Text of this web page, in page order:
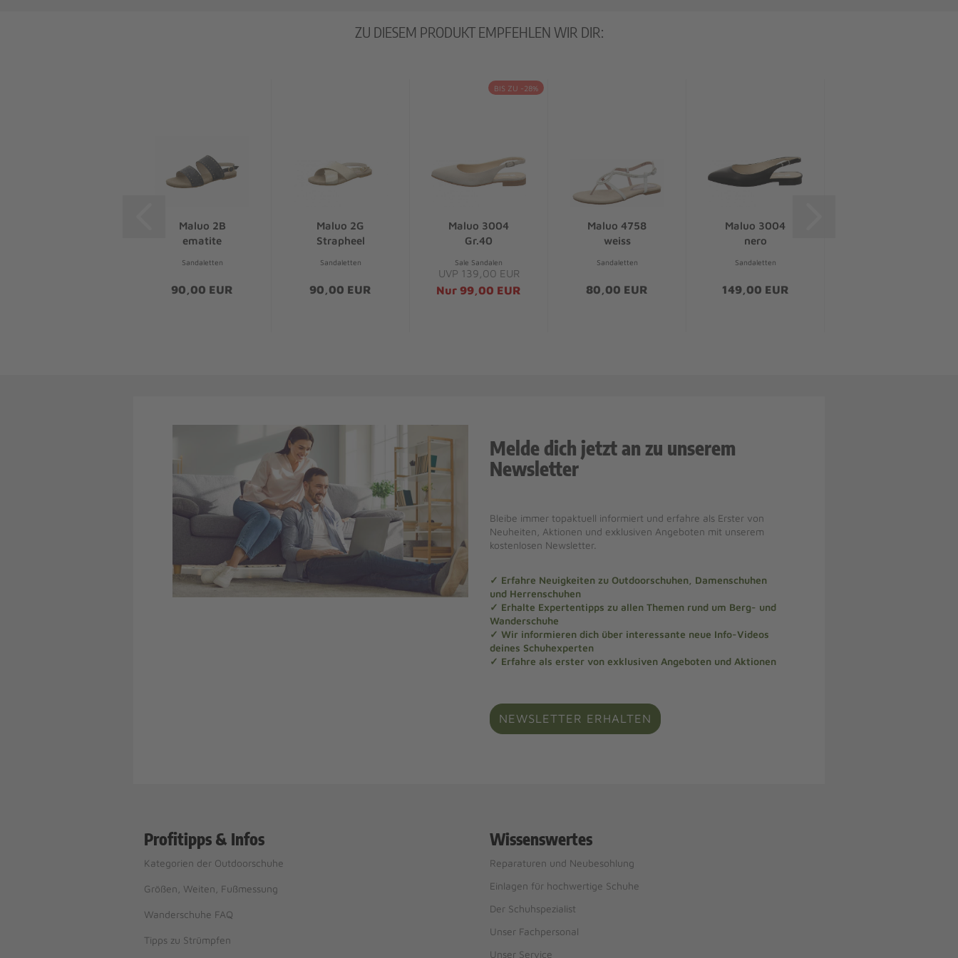
ZU DIESEM PRODUKT EMPFEHLEN WIR DIR:
Maluo 2B
ematite
Sandaletten
90,00 EUR
Maluo 2G
Strapheel
Sandaletten
90,00 EUR
BIS ZU -28%
Maluo 3004
Gr.40
Sale Sandalen
UVP 139,00 EUR
Nur 99,00 EUR
Maluo 4758
weiss
Sandaletten
80,00 EUR
Maluo 3004
nero
Sandaletten
149,00 EUR
Melde dich jetzt an zu unserem
Newsletter
Bleibe immer topaktuell informiert und erfahre als Erster von
Neuheiten, Aktionen und exklusiven Angeboten mit unserem
kostenlosen Newsletter.
✓ Erfahre Neuigkeiten zu Outdoorschuhen, Damenschuhen
und Herrenschuhen
✓ Erhalte Expertentipps zu allen Themen rund um Berg- und
Wanderschuhe
✓ Wir informieren dich über interessante neue Info-Videos
deines Schuhexperten
✓ Erfahre als erster von exklusiven Angeboten und Aktionen
NEWSLETTER ERHALTEN
Profitipps & Infos
Kategorien der Outdoorschuhe
Größen, Weiten, Fußmessung
Wanderschuhe FAQ
Tipps zu Strümpfen
Wissenswertes
Reparaturen und Neubesohlung
Einlagen für hochwertige Schuhe
Der Schuhspezialist
Unser Fachpersonal
Unser Service